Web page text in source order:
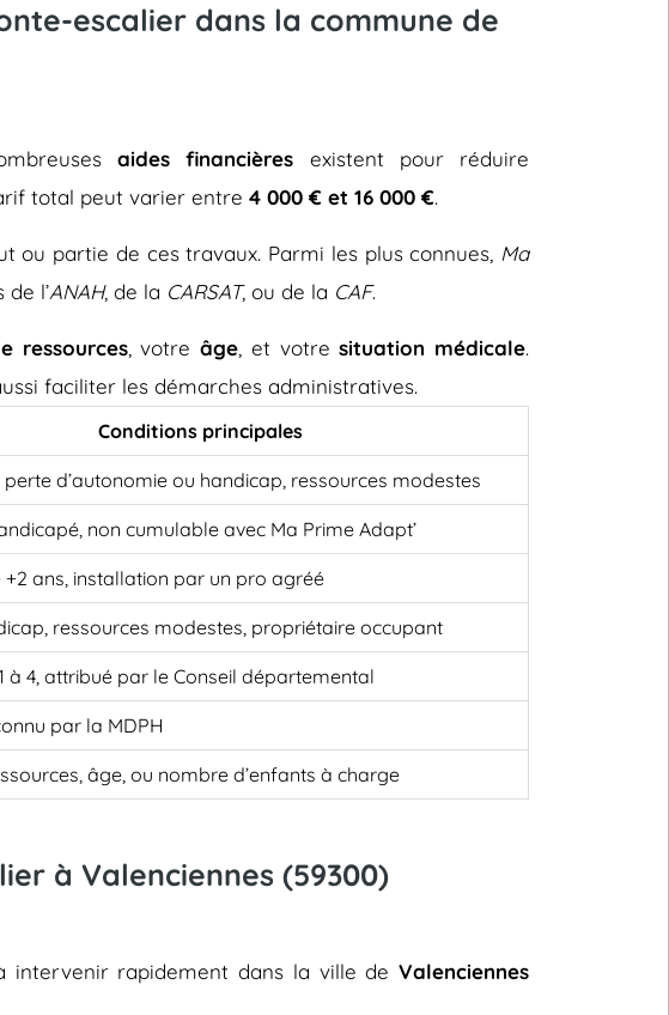
escalier dans la commune de
aides financières existent pour réduire
total peut varier entre 4 000 € et 16 000 €.
partie de ces travaux. Parmi les plus connues, Ma
l’ANAH, de la CARSAT, ou de la CAF.
ressources, votre âge , et votresituation médicale.
faciliter les démarches administratives.
Conditions principales
d’autonomie ou handicap, ressources modestes
non cumulable avec Ma Prime Adapt’
ans, installation par un pro agréé
ressources modestes, propriétaire occupant
à 4, attribué par le Conseil départemental
par la MDPH
âge, ou nombre d’enfants à charge
à Valenciennes (59300)
intervenir rapidement dans la ville de Valenciennes